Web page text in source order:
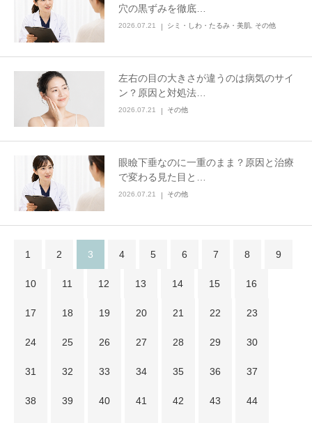
穴の黒ずみを徹底…
2026.07.21 シミ・しわ・たるみ・美肌 その他
左右の目の大きさが違うのは病気のサイ
ン？原因と対処法…
2026.07.21 その他
眼瞼下垂なのに一重のまま？原因と治療
で変わる見た目と…
2026.07.21 その他
1 2 3 4 5 6 7 8 9
10 11 12 13 14 15 16
17 18 19 20 21 22 23
24 25 26 27 28 29 30
31 32 33 34 35 36 37
38 39 40 41 42 43 44